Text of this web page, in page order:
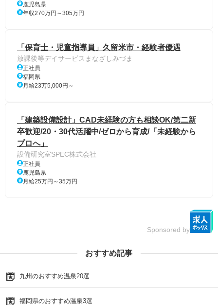
鹿児島県
年収270万円～305万円
「保育士・児童指導員」久留米市・経験者優遇
放課後等デイサービスまなざしみづま
正社員
福岡県
月給23万5,000円～
「建築設備設計」CAD未経験の方も相談OK/第二新
卒歓迎/20・30代活躍中/ゼロから育成/「未経験から
プロへ」
設備研究室SPEC株式会社
正社員
鹿児島県
月給25万円～35万円
Sponsored by
おすすめ記事
九州のおすすめ温泉20選
福岡県のおすすめ温泉3選